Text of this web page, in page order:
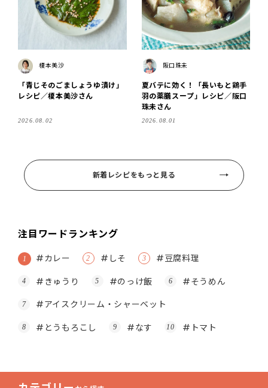
榎本美沙
「青じそのごましょうゆ漬け」
レシピ／榎本美沙さん
2026.08.02
阪口珠未
夏バテに効く！「長いもと鶏手
羽の薬膳スープ」レシピ／阪口
珠未さん
2026.08.01
新着レシピをもっと見る
注目ワードランキング
#カレー #しそ
#豆腐料理
#きゅうり
#のっけ飯
#そうめん
#アイスクリーム・シャーベット
#とうもろこし
#なす #トマト